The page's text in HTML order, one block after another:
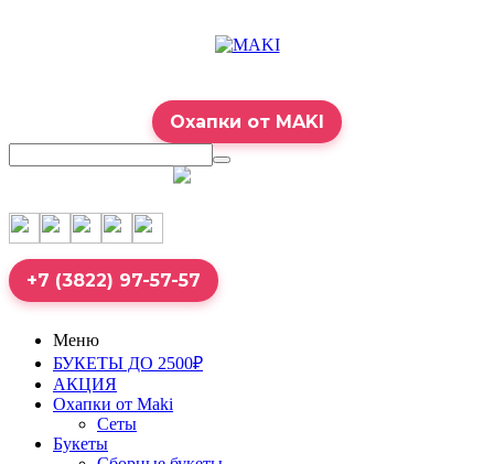
Охапки от MAKI
+7 (3822) 97-57-57
Меню
БУКЕТЫ ДО 2500₽
АКЦИЯ
Охапки от Maki
Сеты
Букеты